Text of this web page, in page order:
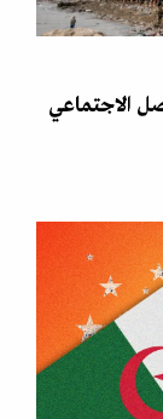
الاجتماعي